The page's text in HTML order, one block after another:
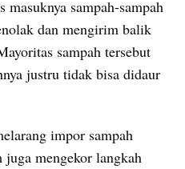
sampah-sampah
dan mengirim balik
sampah tersebut
justru tidak bisa didaur
impor sampah
mengekor langkah